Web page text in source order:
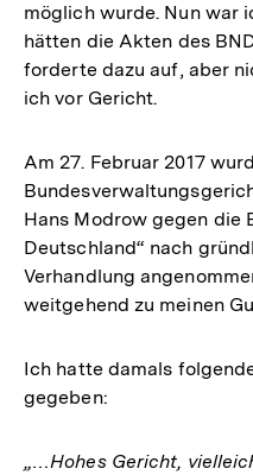
möglich wurde. Nun war
hätten die Akten des
forderte dazu auf, aber
ich vor Gericht.
Am 27. Februar 2017
Hans Modrow gegen die
Deutschland“ nach
Verhandlung
weitgehend zu meinen
Ich hatte damals
gegeben:
„…Hohes Gericht,